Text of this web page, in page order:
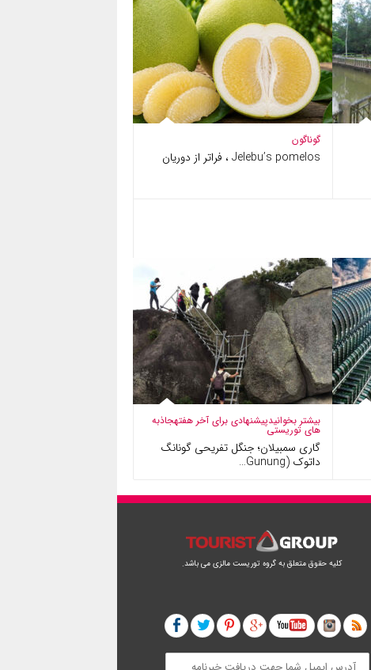
گوناگون
Jelebu’s pomelos ، فراتر از دوریان
بیشتر بخوانیدپیشنهادی برای آخر هفتهجاذبه
های توریستی
گاری سمبیلان؛ جنگل تفریحی گونانگ
داتوک (Gunung…
کلیه حقوق متعلق به گروه توریست مالزی می باشد.